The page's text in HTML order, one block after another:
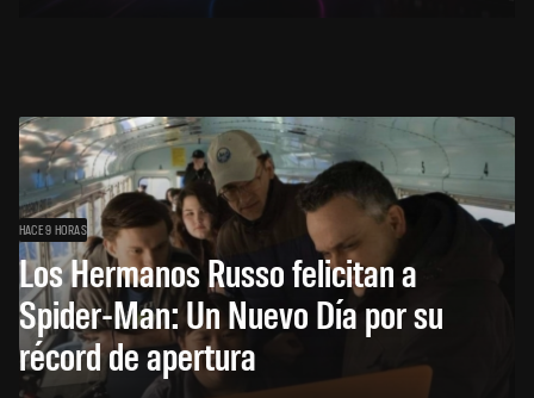
HACE 9 HORAS
Los Hermanos Russo felicitan a
Spider-Man: Un Nuevo Día por su
récord de apertura